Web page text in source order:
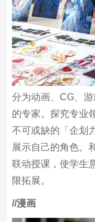
分为动画、CG、
的专家。探究专业
不可或缺的「企划
展示自己的角色。
限拓展。